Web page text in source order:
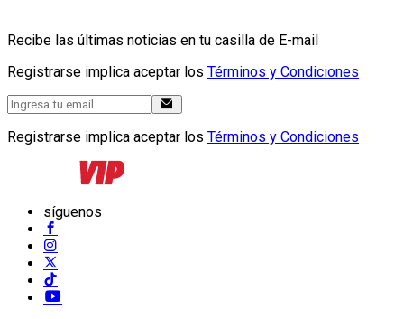
Recibe las últimas noticias en tu casilla de E-mail
Registrarse implica aceptar los Términos y Condiciones
Registrarse implica aceptar los Términos y Condiciones
síguenos